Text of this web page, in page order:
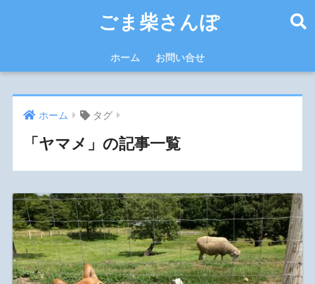
ごま柴さんぽ
ホーム お問い合せ
ホーム タグ
「ヤマメ」の記事一覧